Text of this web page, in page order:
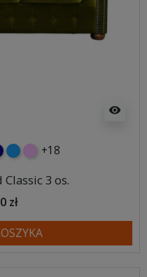
visibility
niebieski
różowy
+18
3 os.
zł